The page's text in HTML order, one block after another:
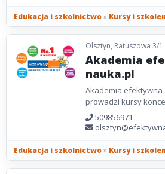
Edukacja i szkolnictwo» Kursy i
Olsztyn, Ratuszowa 3/1
Akademia
nauka.pl
Akademia
prowadzi kursy
szybkiego czytania
dzieci i młodzieży....
509856971
Edukacja i szkolnictwo» Kursy i